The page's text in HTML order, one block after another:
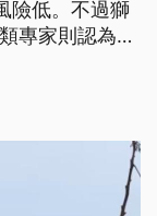
險低。不過獅
專家則認為會